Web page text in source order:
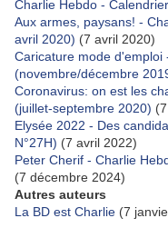
Charlie Hebdo -
Aux armes, paysans! -
avril 2020) (7 avril 2020)
Caricature mode d'emploi
(novembre/décembre
Coronavirus: on est les
(juillet-septembre 2020)
Elysée 2022 - Des
N°27H) (7 avril 2022)
Peter Cherif - Charlie
(7 décembre 2024)
Autres auteurs
La BD est Charlie (7